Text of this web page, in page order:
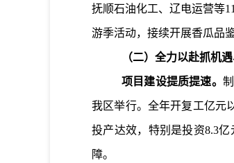
抚顺石油化工、辽电运营等11
游季活动， 接续开展香瓜品
（二）全力以赴抓机
项目建设提质提速。
我区举行。全年开复工亿元
投产达效，特别是投资8.3亿
障。